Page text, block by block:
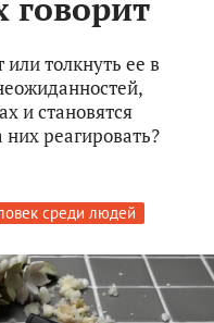
говорит
толкнуть ее в
и становятся
реагировать?
среди людей